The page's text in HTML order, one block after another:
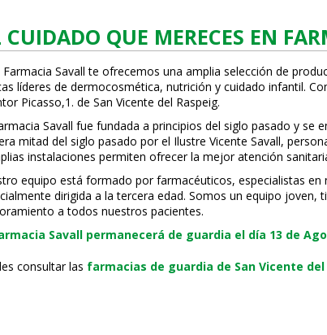
CUIDADO QUE MERECES EN
Farmacia Savall te ofrecemos una amplia selección de
líderes de dermocosmética, nutrición y cuidado infantil.
Picasso,1. de San Vicente del Raspeig.
Savall fue fundada a principios del siglo pasado y se
mitad del siglo pasado por el Ilustre Vicente Savall,
instalaciones permiten ofrecer la mejor atención
equipo está formado por farmacéuticos, especialistas
dirigida a la tercera edad. Somos un equipo
a todos nuestros pacientes.
Savall permanecerá de guardia el día 13 de
consultar las farmacias de guardia de San Vicente